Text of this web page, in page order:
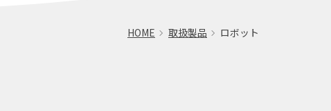
HOME 取扱製品 ロボット